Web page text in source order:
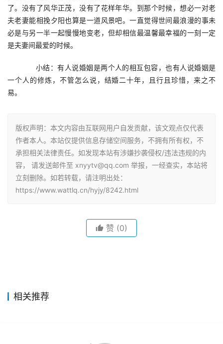
了。没有了风华正茂，没有了花样年华。到那个时候，想必一对老
夫老妻能相挽夕阳也算是一道风景吧。一直觉得世间最浪漫的事未
必是与另一半一起慢慢地变老，但却相信最温馨最幸福的一刻一定
是夫妻间最爱的时候。
小结：有人说婚姻是两个人的相互包容，也有人说婚姻是
一个人的修炼，不管怎么说，结婚二十年，且行且珍惜，来之不
易。
版权声明：本文内容由互联网用户自发贡献，该文观点仅代表
作者本人。本站仅提供信息存储空间服务，不拥有所有权，不
承担相关法律责任。如发现本站有涉嫌抄袭侵权/违法违规的内
容， 请发送邮件至 xnyytv@qq.com 举报，一经查实，本站将
立刻删除。如若转载，请注明出处：
https://www.wattlq.cn/hyjy/8242.html
赞 (0)
相关推荐